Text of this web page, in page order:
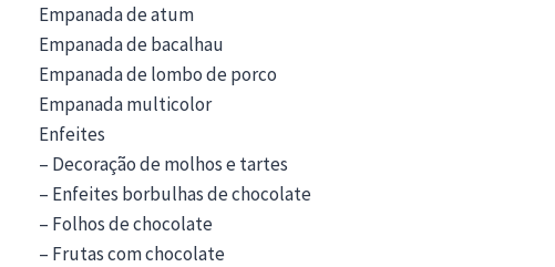
Empanada de atum
Empanada de bacalhau
Empanada de lombo de porco
Empanada multicolor
Enfeites
– Decoração de molhos e tartes
– Enfeites borbulhas de chocolate
– Folhos de chocolate
– Frutas com chocolate